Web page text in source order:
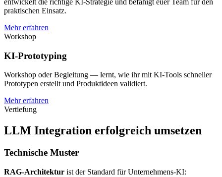
entwickelt die richtige KI-Strategie und befähigt euer Team für den
praktischen Einsatz.
Mehr erfahren
Workshop
KI-Prototyping
Workshop oder Begleitung — lernt, wie ihr mit KI-Tools schneller
Prototypen erstellt und Produktideen validiert.
Mehr erfahren
Vertiefung
LLM Integration erfolgreich umsetzen
Technische Muster
RAG-Architektur ist der Standard für Unternehmens-KI: